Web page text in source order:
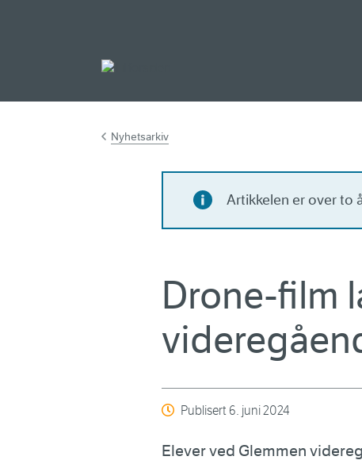
Nyhetsarkiv
Artikkelen er over to
Drone-film
Publisert 6. juni 2024
Elever ved Glemmen